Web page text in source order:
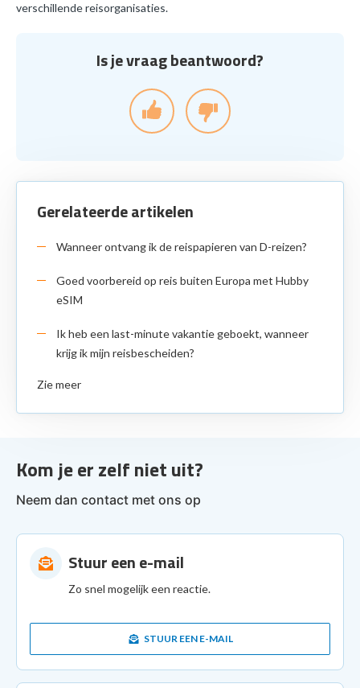
verschillende reisorganisaties.
Is je vraag beantwoord?
Gerelateerde artikelen
Wanneer ontvang ik de reispapieren van D-reizen?
Goed voorbereid op reis buiten Europa met Hubby
eSIM
Ik heb een last-minute vakantie geboekt, wanneer
krijg ik mijn reisbescheiden?
Zie meer
Kom je er zelf niet uit?
Neem dan contact met ons op
Stuur een e-mail
Zo snel mogelijk een reactie.
STUUR EEN E-MAIL